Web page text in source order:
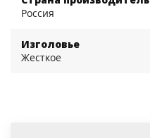
Россия
Изголовье
Жесткое